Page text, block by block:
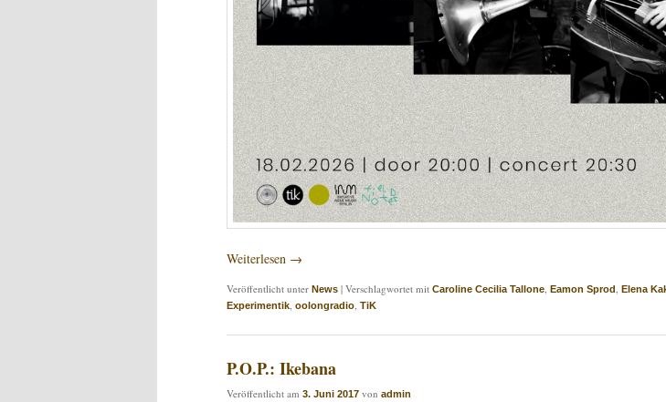
Weiterlesen →
Veröffentlicht unter News | Verschlagwortet mit Caroline Cecilia Tallone, Eamon Sprod, Elena
Experimentik, oolongradio, TiK
P.O.P.: Ikebana
Veröffentlicht am 3. Juni 2017 von admin